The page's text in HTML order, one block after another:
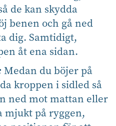
de kan skydda
benen och gå ned
dig. Samtidigt,
åt ena sidan.
Medan du böjer på
kroppen i sidled så
ned mot mattan eller
mjukt på ryggen,